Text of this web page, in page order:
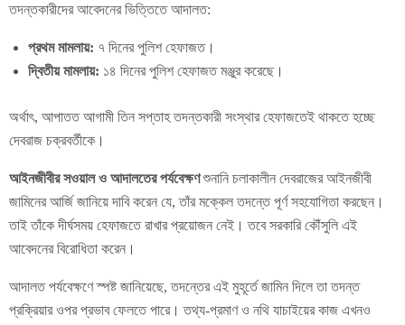
তদন্তকারীদের আবেদনের ভিত্তিতে আদালত:
প্রথম মামলায়: ৭ দিনের পুলিশ হেফাজত।
দ্বিতীয় মামলায়: ১৪ দিনের পুলিশ হেফাজত মঞ্জুর করেছে।
অর্থাৎ, আপাতত আগামী তিন সপ্তাহ তদন্তকারী সংস্থার হেফাজতেই থাকতে হচ্ছে
দেবরাজ চক্রবর্তীকে।
আইনজীবীর সওয়াল ও আদালতের পর্যবেক্ষণশুনানি চলাকালীন দেবরাজের আইনজীবী
জামিনের আর্জি জানিয়ে দাবি করেন যে, তাঁর মক্কেল তদন্তে পূর্ণ সহযোগিতা করছেন।
তাই তাঁকে দীর্ঘসময় হেফাজতে রাখার প্রয়োজন নেই। তবে সরকারি কৌঁসুলি এই
আবেদনের বিরোধিতা করেন।
আদালত পর্যবেক্ষণে স্পষ্ট জানিয়েছে, তদন্তের এই মুহূর্তে জামিন দিলে তা তদন্ত
প্রক্রিয়ার ওপর প্রভাব ফেলতে পারে। তথ্য-প্রমাণ ও নথি যাচাইয়ের কাজ এখনও